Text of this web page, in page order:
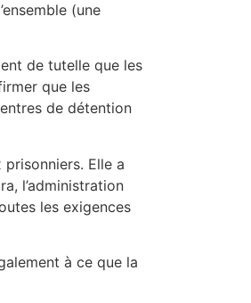
(une
de tutelle que les
que les
de détention
Elle a
l’administration
les exigences
à ce que la